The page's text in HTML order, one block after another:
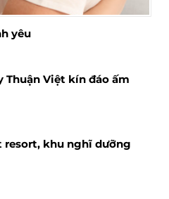
yêu
Thuận Việt kín đáo ấm
khu nghĩ dưỡng